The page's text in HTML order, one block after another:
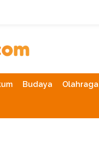
Budaya Olahraga